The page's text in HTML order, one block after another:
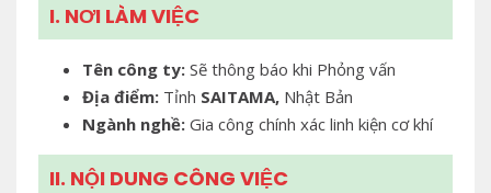
I. NƠI LÀM VIỆC
Tên công ty: Sẽ thông báo khi Phỏng vấn
Địa điểm: Tỉnh SAITAMA, Nhật Bản
Ngành nghề: Gia công chính xác linh kiện cơ khí
II. NỘI DUNG CÔNG VIỆC